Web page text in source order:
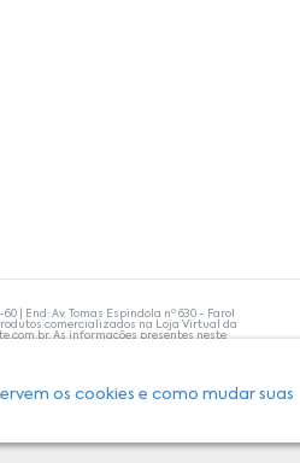
os cookies e como mudar suas
| End: Av. Tomas Espindola nº 630 - Farol
comercializados na Loja Virtual da
. As informações presentes neste
o médico está capacitado para
Permanente trabalha com as
dos clientes são compromissos da